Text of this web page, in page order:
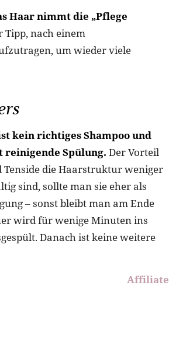
Haar nimmt die „Pflege
Tipp, nach einem
um wieder viele
kein richtiges Shampoo und
Spülung. Der Vorteil
Tenside die Haarstruktur weniger
sind, sollte man sie eher als
– sonst bleibt man am Ende
wird für wenige Minuten ins
Danach ist keine weitere
Affiliate